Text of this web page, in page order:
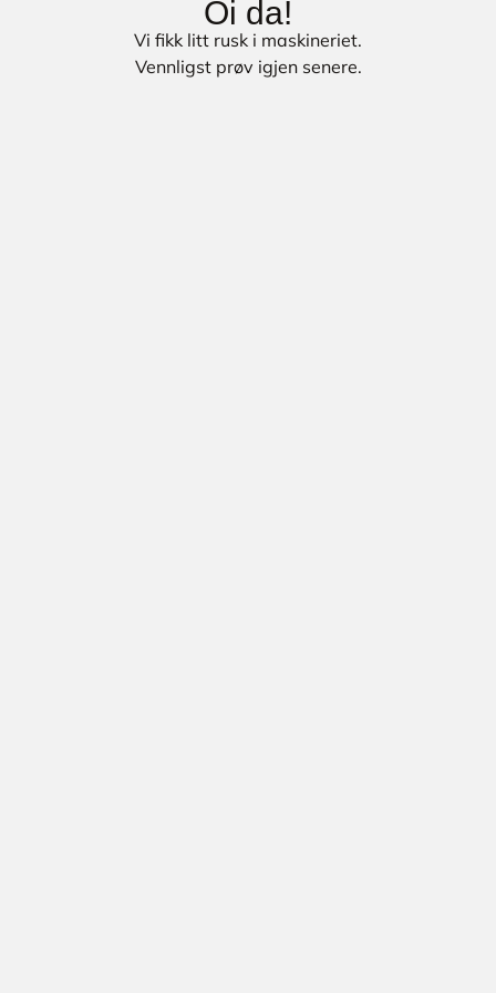
Oi da!
Vi fikk litt rusk i maskineriet.
Vennligst prøv igjen senere.